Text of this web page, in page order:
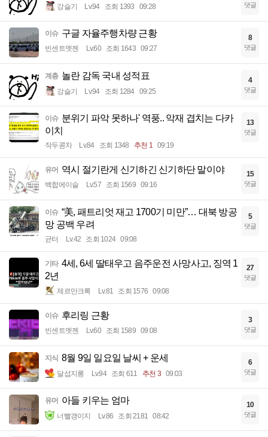
강슬기 Lv.94 조회 1393 09:28 댓글
이슈 구글 자율주행차량 근황
빈센트멧젠 Lv.60 조회 1643 09:27
8
댓글
계층 놀란 감독 국내 성적표
강슬기 Lv.94 조회 1284 09:25
4
댓글
이슈 분위기 파악 못하나' 역풍.. 악재 겹치는 다카
이치
작두콩차 Lv.84 조회 1348 추천 1 09:19
13
댓글
유머 역시 절기란게 신기하긴 신기하단 말이야
백합에이슬 Lv.57 조회 1569 09:16
15
댓글
이슈 “美, 패트리엇 재고 1700기 미만”… 대북 방공
망 공백 우려
균터 Lv.42 조회 1024 09:08
5
댓글
기타 4세, 6세 딸태우고 음주운전 사망사고, 징역 1
2년
제르만크록 Lv.81 조회 1576 09:08
27
댓글
이슈 후리링 근황
빈센트멧젠 Lv.60 조회 1589 09:08
3
댓글
지식 8월 9일 일요일 날씨 + 운세
달섭지롱 Lv.94 조회 611 추천 3 09:03
6
댓글
유머 아들 키우는 엄마
너빨갱이지 Lv.86 조회 2181 08:42
10
댓글